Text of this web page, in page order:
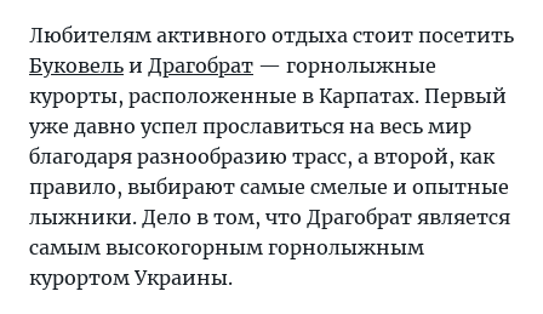
Любителям активного отдыха стоит посетить
Буковель и Драгобрат — горнолыжные
курорты, расположенные в Карпатах. Первый
уже давно успел прославиться на весь мир
благодаря разнообразию трасс, а второй, как
правило, выбирают самые смелые и опытные
лыжники. Дело в том, что Драгобрат является
самым высокогорным горнолыжным
курортом Украины.